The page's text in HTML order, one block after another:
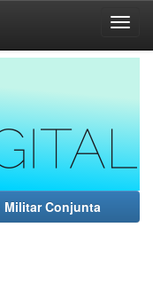
Militar Conjunta